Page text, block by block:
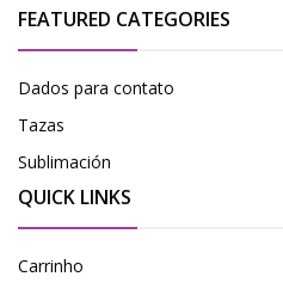
FEATURED CATEGORIES
Dados para contato
Tazas
Sublimación
QUICK LINKS
Carrinho